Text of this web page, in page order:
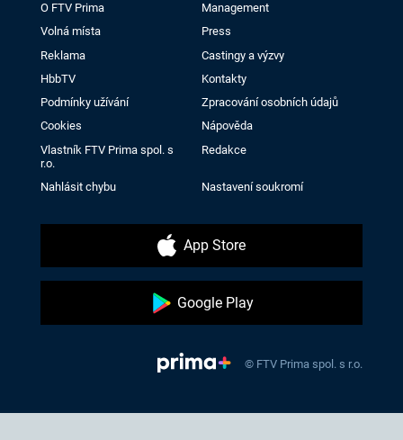
O FTV Prima
Management
Volná místa
Press
Reklama
Castingy a výzvy
HbbTV
Kontakty
Podmínky užívání
Zpracování osobních údajů
Cookies
Nápověda
Vlastník FTV Prima spol. s
r.o.
Redakce
Nahlásit chybu Nastavení soukromí
App Store
Google Play
© FTV Prima spol. s r.o.